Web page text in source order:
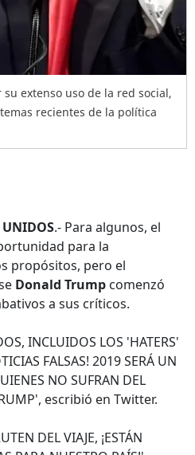
extenso uso de la red social,
recientes de la política
UNIDOS.- Para algunos, el
para la
propósitos, pero el
Donald Trump comenzó
a sus críticos.
INCLUIDOS LOS 'HATERS'
FALSAS! 2019 SERÁ UN
NO SUFRAN DEL
escribió en Twitter.
DEL VIAJE, ¡ESTÁN